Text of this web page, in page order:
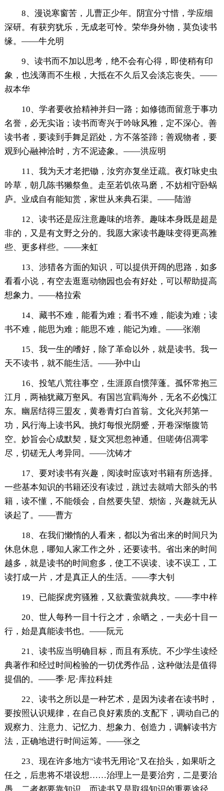
8、漫说寒窗苦，儿曹正少年。阴宜分寸惜，学应细
深研。有获穷犹乐，无成老可怜。荣华身外物，莫负读书
缘。——牛允明
9、读书而不加以思考，绝不会有心得，即使稍有印
象，也浅薄而不生根，大抵在不久后又会淡忘丧失。——
叔本华
10、学者要收拾精神并归一路；如修德而留意于事功
名誉，必无实诣；读书而寄兴于吟咏风雅，定不深心。善
读书者，要读到手舞足蹈处，方不落筌蹄；善观物者，要
观到心融神洽时，方不泥迹象。——洪应明
11、我为天才老把锄，汝穷亦复坐迂疏。夜灯咏史虫
吟草，朝几陈书獭祭鱼。走至若饥依马磨，不妨相守卧蜗
庐。业成自有能知赏，家世从来典石渠。——陆游
12、读书还是应注意趣味的培养。趣味本身既是超是
非的，又是有文野之分的。我愿大家读书趣味变得更高雅
些、更多样些。——来虹
13、涉猎各方面的知识，可以提供开阔的思路，如多
看看小说，有空去逛逛动物园也会有好处，可以帮助提高
想象力。——格拉索
14、藏书不难，能看为难；看书不难，能读为难；读
书不难，能思为难；能思不难，能记为难。——张潮
15、我一生的嗜好，除了革命以外，就是读书。我一
天不读书，就不能生活。——孙中山
16、投笔八荒往事空，生涯原自惯萍蓬。孤怀常抱三
江月，两袖犹藏万壑风。有国岂宜羁海外，无名不必愧江
东。幽居结得三盟友，黄卷青灯白首翁。文化兴邦第一
功，风行海上读书风。挑灯每恨光阴蹙，开卷深惭腹笥
空。妙旨会心成默契，疑文冥想忽神通。但嗟俦侣凋零
尽，切磋无人考异同。——沈铸才
17、要对读书有兴趣，阅读时应该对书籍有所选择。
一些基本知识的书籍还没有读过，跳过去就啃大部头的书
籍，读不懂，不能领会，自然要失望、烦恼，兴趣就无从
谈起了。——曹方
18、在我们懒惰的人看来，都以为省出来的时间只为
休息休息，哪知人家工作之外，还要读书。省出来的时间
越多，就是读书的时间愈多，使工不误读、读不误工，工
读打成一片，才是真正人的生活。——李大钊
19、已能探虎穷骚雅，又欲囊萤就典坟。——李中梓
20、世人每矜一目十行之才，余晒之，一夫必十目一
行，始是真能读书也。——阮元
21、读书应当明确目标，而且有系统。不少学生读经
典著作和经过时间检验的一切优秀作品，这种做法是值得
提倡的。——季·尼·库拉科娃
22、读书之所以是一种艺术，是因为读者在读书时，
要按照认识规律，在自己良好素质的.支配下，调动自己的
观察力、注意力、记忆力、想象力、创造力，调解读书方
法，正确地进行时间运筹。——张之
23、现在许多地方"读书无用论"又在抬头，如果听之
任之，后患将不堪设想……治理上一是要治穷，二是要治